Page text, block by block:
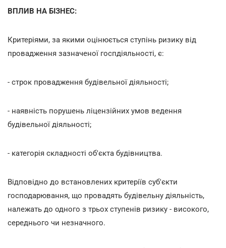
ВПЛИВ НА БІЗНЕС:
Критеріями, за якими оцінюється ступінь ризику від
провадження зазначеної госпдіяльності, є:
- строк провадження будівельної діяльності;
- наявність порушень ліцензійних умов ведення
будівельної діяльності;
- категорія складності об'єкта будівництва.
Відповідно до встановлених критеріїв суб'єкти
господарювання, що провадять будівельну діяльність,
належать до одного з трьох ступенів ризику - високого,
середнього чи незначного.